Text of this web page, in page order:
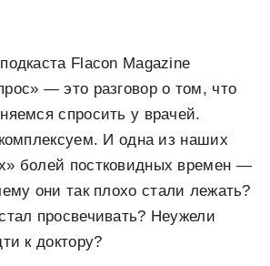
Flacon Magazine
— это разговор о том, что
спросить у врачей.
И одна из наших
болей постковидных времен —
они так плохо стали лежать?
просвечивать? Неужели
к доктору?